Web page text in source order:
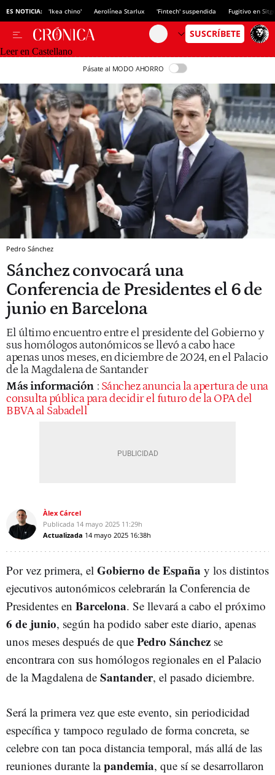
ES NOTICIA: 'Ikea chino' Aerolínea Starlux 'Fintech' suspendida Fugitivo en
Leer en Castellano
Pásate al MODO AHORRO
Pedro Sánchez
Sánchez convocará una
Conferencia de Presidentes el 6 de
junio en Barcelona
El último encuentro entre el presidente del Gobierno y
sus homólogos autonómicos se llevó a cabo hace
apenas unos meses, en diciembre de 2024, en el Palacio
de la Magdalena de Santander
Más información : Sánchez anuncia la apertura de una
consulta pública para decidir el futuro de la OPA del
BBVA al Sabadell
Àlex Cárcel
Publicada 14 mayo 2025 11:29h
Actualizada 14 mayo 2025 16:38h
Por vez primera, el Gobierno de España y los distintos
ejecutivos autonómicos celebrarán la Conferencia de
Presidentes en Barcelona. Se llevará a cabo el próximo
6 de junio, según ha podido saber este diario, apenas
unos meses después de que Pedro Sánchez se
encontrara con sus homólogos regionales en el Palacio
de la Magdalena de Santander, el pasado diciembre.
Será la primera vez que este evento, sin periodicidad
específica y tampoco regulado de forma concreta, se
celebre con tan poca distancia temporal, más allá de las
reuniones durante lapandemia, que sí se desarrollaron